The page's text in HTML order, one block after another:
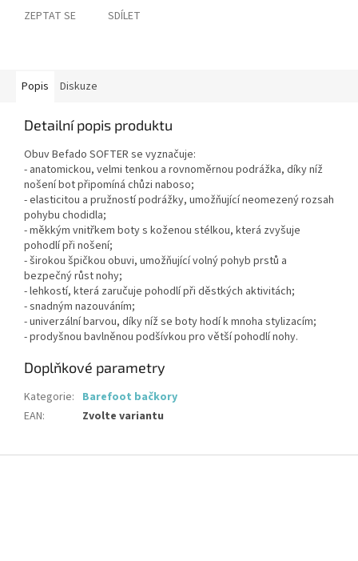
ZEPTAT SE SDÍLET
Popis Diskuze
Detailní popis produktu
Obuv Befado SOFTER se vyznačuje:
- anatomickou, velmi tenkou a rovnoměrnou podrážka, díky níž
nošení bot připomíná chůzi naboso;
- elasticitou a pružností podrážky, umožňující neomezený rozsah
pohybu chodidla;
- měkkým vnitřkem boty s koženou stélkou, která zvyšuje
pohodlí při nošení;
- širokou špičkou obuvi, umožňující volný pohyb prstů a
bezpečný růst nohy;
- lehkostí, která zaručuje pohodlí při děstkých aktivitách;
- snadným nazouváním;
- univerzální barvou, díky níž se boty hodí k mnoha stylizacím;
- prodyšnou bavlněnou podšívkou pro větší pohodlí nohy.
Doplňkové parametry
Kategorie: Barefoot bačkory
EAN: Zvolte variantu